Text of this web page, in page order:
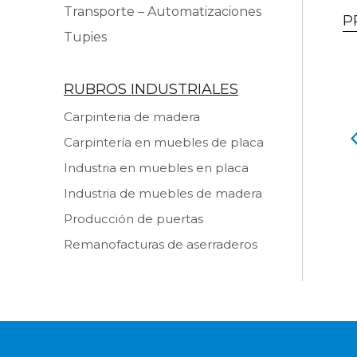
Transporte – Automatizaciones
Tupies
RUBROS INDUSTRIALES
Carpinteria de madera
Carpintería en muebles de placa
Industria en muebles en placa
Industria de muebles de madera
Producción de puertas
Remanofacturas de aserraderos
de cantos
IIIP
Listonera múltiple CML
250 USADA
Ver producto